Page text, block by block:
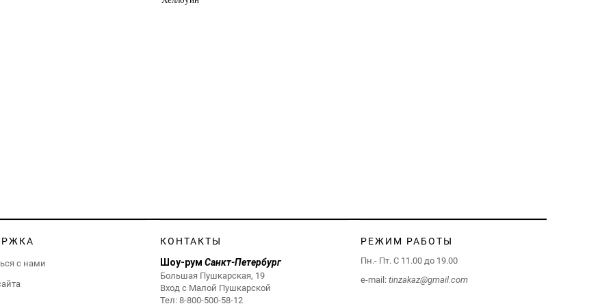
с нами
КОНТАКТЫ
Шоу-рум Санкт-Петербург
Большая Пушкарская, 19
Вход с Малой Пушкарской
Тел: 8-800-500-58-12
РЕЖИМ РАБОТЫ
Пн.- Пт. С 11.00 до 19.00
e-mail: tinzakaz@gmail.com